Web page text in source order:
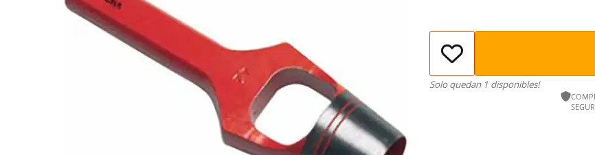
Solo quedan 1 disponibles!